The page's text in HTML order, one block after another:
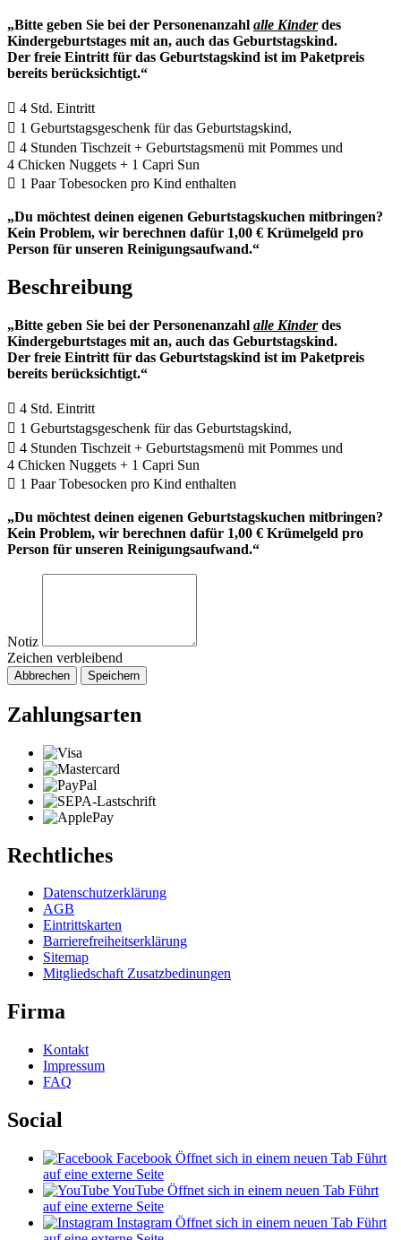
„Bitte geben Sie bei der Personenanzahl alle Kinderdes
Kindergeburtstages mit an, auch das Geburtstagskind.
Der freie Eintritt für das Geburtstagskind ist im Paketpreis
bereits berücksichtigt.“
 4 Std. Eintritt
 1 Geburtstagsgeschenk für das Geburtstagskind,
 4 Stunden Tischzeit + Geburtstagsmenü mit Pommes und
4 Chicken Nuggets + 1 Capri Sun
 1 Paar Tobesocken pro Kind enthalten
„Du möchtest deinen eigenen Geburtstagskuchen mitbringen?
Kein Problem, wir berechnen dafür 1,00 € Krümelgeld pro
Person für unseren Reinigungsaufwand.“
Beschreibung
„Bitte geben Sie bei der Personenanzahl alle Kinderdes
Kindergeburtstages mit an, auch das Geburtstagskind.
Der freie Eintritt für das Geburtstagskind ist im Paketpreis
bereits berücksichtigt.“
 4 Std. Eintritt
 1 Geburtstagsgeschenk für das Geburtstagskind,
 4 Stunden Tischzeit + Geburtstagsmenü mit Pommes und
4 Chicken Nuggets + 1 Capri Sun
 1 Paar Tobesocken pro Kind enthalten
„Du möchtest deinen eigenen Geburtstagskuchen mitbringen?
Kein Problem, wir berechnen dafür 1,00 € Krümelgeld pro
Person für unseren Reinigungsaufwand.“
Notiz
Zeichen verbleibend
Abbrechen Speichern
Zahlungsarten
Rechtliches
Datenschutzerklärung
AGB
Eintrittskarten
Barrierefreiheitserklärung
Sitemap
Mitgliedschaft Zusatzbedinungen
Firma
Kontakt
Impressum
FAQ
Social
Facebook Öffnet sich in einem neuen Tab Führt
auf eine externe Seite
YouTube Öffnet sich in einem neuen Tab Führt
auf eine externe Seite
Instagram Öffnet sich in einem neuen Tab Führt